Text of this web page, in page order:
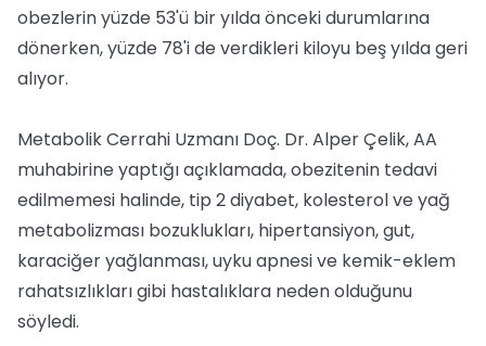
obezlerin yüzde 53'ü bir yılda önceki durumlarına
dönerken, yüzde 78'i de verdikleri kiloyu beş yılda geri
alıyor.
Metabolik Cerrahi Uzmanı Doç. Dr. Alper Çelik, AA
muhabirine yaptığı açıklamada, obezitenin tedavi
edilmemesi halinde, tip 2 diyabet, kolesterol ve yağ
metabolizması bozuklukları, hipertansiyon, gut,
karaciğer yağlanması, uyku apnesi ve kemik-eklem
rahatsızlıkları gibi hastalıklara neden olduğunu
söyledi.